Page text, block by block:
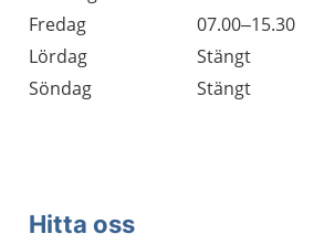
Fredag
07.00–15.30
Lördag
Stängt
Söndag
Stängt
Hitta oss